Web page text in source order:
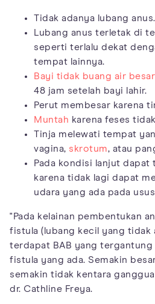
Tidak adanya lubang anus.
Lubang anus terletak di
seperti terlalu dekat
tempat lainnya.
Bayi tidak buang air besar
48 jam setelah bayi lahir.
Perut membesar karena
Muntah karena feses
Tinja melewati tempat
vagina, skrotum, atau
Pada kondisi lanjut
karena tidak lagi dapat
udara yang ada pada
"Pada kelainan pembentukan
fistula (lubang kecil yang tidak
terdapat BAB yang tergantung
fistula yang ada. Semakin
semakin tidak kentara
dr. Cathline Freya.